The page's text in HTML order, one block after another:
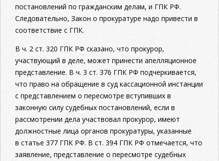
постановлений по гражданским делам, и ГПК РФ.
Следовательно, Закон о прокуратуре надо привести в
соответствие с ГПК.
В ч. 2 ст. 320 ГПК РФ сказано, что прокурор,
участвующий в деле, может принести апелляционное
представление. В ч. 3 ст. 376 ГПК РФ подчеркивается,
что право на обращение в суд кассационной инстанции
с представлением о пересмотре вступивших в
законную силу судебных постановлений, если в
рассмотрении дела участвовал прокурор, имеют
должностные лица органов прокуратуры, указанные
в статье 377 ГПК РФ. В ст. 394 ГПК РФ отмечается, что
заявление, представление о пересмотре судебных